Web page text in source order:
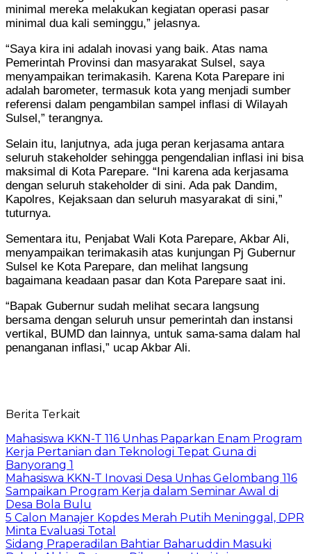
minimal mereka melakukan kegiatan operasi pasar
minimal dua kali seminggu,” jelasnya.
“Saya kira ini adalah inovasi yang baik. Atas nama
Pemerintah Provinsi dan masyarakat Sulsel, saya
menyampaikan terimakasih. Karena Kota Parepare ini
adalah barometer, termasuk kota yang menjadi sumber
referensi dalam pengambilan sampel inflasi di Wilayah
Sulsel,” terangnya.
Selain itu, lanjutnya, ada juga peran kerjasama antara
seluruh stakeholder sehingga pengendalian inflasi ini bisa
maksimal di Kota Parepare. “Ini karena ada kerjasama
dengan seluruh stakeholder di sini. Ada pak Dandim,
Kapolres, Kejaksaan dan seluruh masyarakat di sini,”
tuturnya.
Sementara itu, Penjabat Wali Kota Parepare, Akbar Ali,
menyampaikan terimakasih atas kunjungan Pj Gubernur
Sulsel ke Kota Parepare, dan melihat langsung
bagaimana keadaan pasar dan Kota Parepare saat ini.
“Bapak Gubernur sudah melihat secara langsung
bersama dengan seluruh unsur pemerintah dan instansi
vertikal, BUMD dan lainnya, untuk sama-sama dalam hal
penanganan inflasi,” ucap Akbar Ali.
Berita Terkait
Mahasiswa KKN-T 116 Unhas Paparkan Enam Program
Kerja Pertanian dan Teknologi Tepat Guna di
Banyorang 1
Mahasiswa KKN-T Inovasi Desa Unhas Gelombang 116
Sampaikan Program Kerja dalam Seminar Awal di
Desa Bola Bulu
5 Calon Manajer Kopdes Merah Putih Meninggal, DPR
Minta Evaluasi Total
Sidang Praperadilan Bahtiar Baharuddin Masuki